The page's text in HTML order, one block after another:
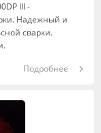
III -
Надежный и
сварки.
Подробнее